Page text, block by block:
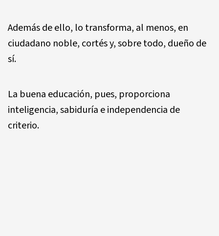
Además de ello, lo transforma, al menos, en
ciudadano noble, cortés y, sobre todo, dueño de
sí.
La buena educación, pues, proporciona
inteligencia, sabiduría e independencia de
criterio.